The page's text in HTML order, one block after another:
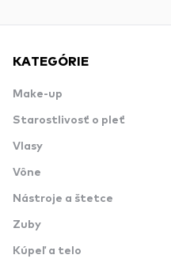
KATEGÓRIE
Make-up
Starostlivosť o pleť
Vlasy
Vône
Nástroje a štetce
Zuby
Kúpeľ a telo